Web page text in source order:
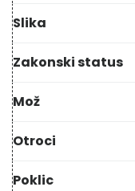
Slika
Zakonski status
Mož
Otroci
Poklic